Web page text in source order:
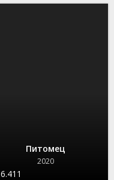
Питомец
2020
6.411